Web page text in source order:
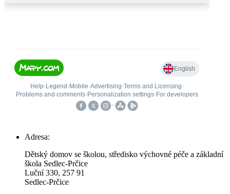
Adresa:
Dětský domov se školou, středisko výchovné péče a základní
škola Sedlec-Prčice
Luční 330, 257 91
Sedlec-Prčice